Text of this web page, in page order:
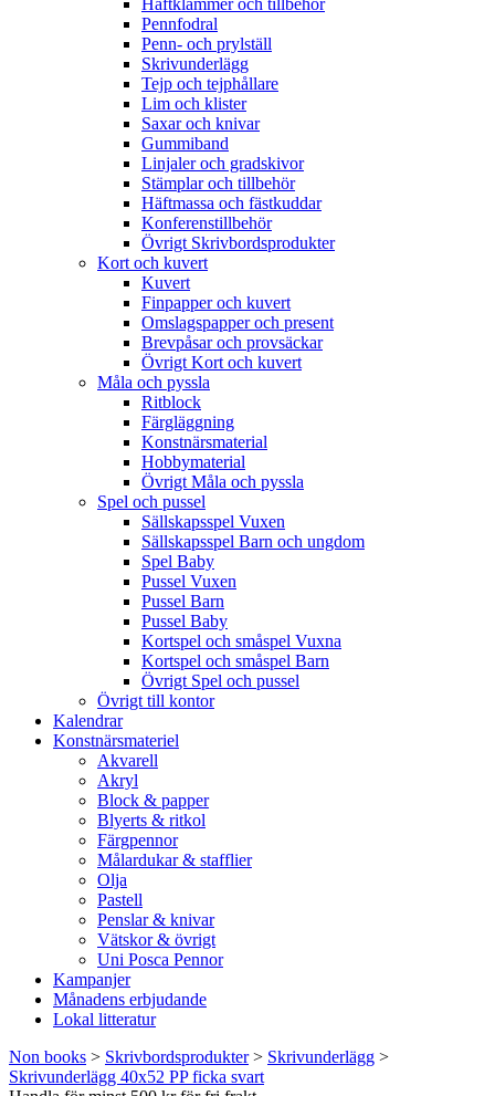
Häftklammer och tillbehör
Pennfodral
Penn- och prylställ
Skrivunderlägg
Tejp och tejphållare
Lim och klister
Saxar och knivar
Gummiband
Linjaler och gradskivor
Stämplar och tillbehör
Häftmassa och fästkuddar
Konferenstillbehör
Övrigt Skrivbordsprodukter
Kort och kuvert
Kuvert
Finpapper och kuvert
Omslagspapper och present
Brevpåsar och provsäckar
Övrigt Kort och kuvert
Måla och pyssla
Ritblock
Färgläggning
Konstnärsmaterial
Hobbymaterial
Övrigt Måla och pyssla
Spel och pussel
Sällskapsspel Vuxen
Sällskapsspel Barn och ungdom
Spel Baby
Pussel Vuxen
Pussel Barn
Pussel Baby
Kortspel och småspel Vuxna
Kortspel och småspel Barn
Övrigt Spel och pussel
Övrigt till kontor
Kalendrar
Konstnärsmateriel
Akvarell
Akryl
Block & papper
Blyerts & ritkol
Färgpennor
Målardukar & stafflier
Olja
Pastell
Penslar & knivar
Vätskor & övrigt
Uni Posca Pennor
Kampanjer
Månadens erbjudande
Lokal litteratur
Non books > Skrivbordsprodukter> Skrivunderlägg >
Skrivunderlägg 40x52 PP ficka svart